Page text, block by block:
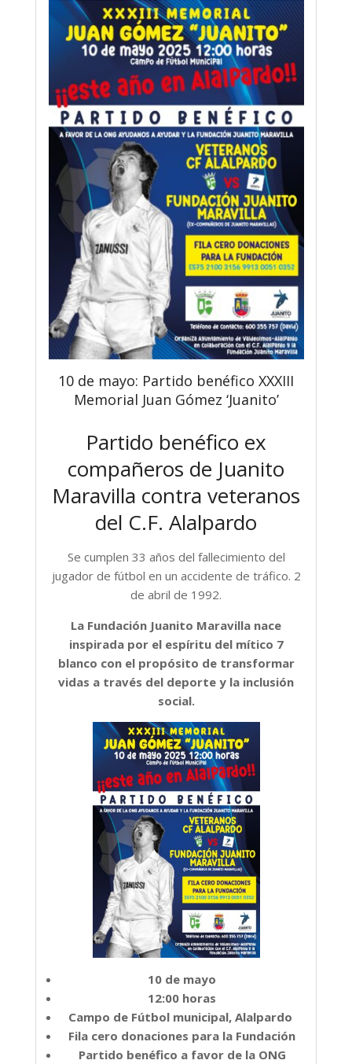
10 de mayo: Partido benéfico XXXIII
Memorial Juan Gómez ‘Juanito’
Partido benéfico ex
compañeros de Juanito
Maravilla contra veteranos
del C.F. Alalpardo
Se cumplen 33 años del fallecimiento del
jugador de fútbol en un accidente de tráfico. 2
de abril de 1992.
La Fundación Juanito Maravilla nace
inspirada por el espíritu del mítico 7
blanco con el propósito de transformar
vidas a través del deporte y la inclusión
social.
10 de mayo
12:00 horas
Campo de Fútbol municipal, Alalpardo
Fila cero donaciones para la Fundación
Partido benéfico a favor de la ONG